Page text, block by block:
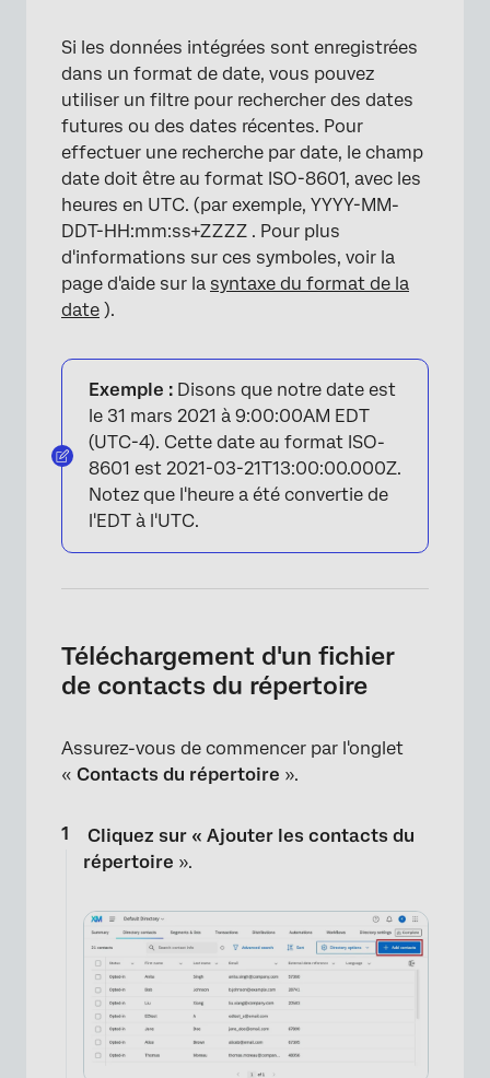
Si les données intégrées sont enregistrées
dans un format de date, vous pouvez
utiliser un filtre pour rechercher des dates
futures ou des dates récentes. Pour
effectuer une recherche par date, le champ
date doit être au format ISO-8601, avec les
heures en UTC. (par exemple, YYYY-MM-
DDT-HH:mm:ss+ZZZZ . Pour plus
d'informations sur ces symboles, voir la
page d'aide sur la syntaxe du format de la
date ).
Exemple : Disons que notre date est
le 31 mars 2021 à 9:00:00AM EDT
(UTC-4). Cette date au format ISO-
8601 est 2021-03-21T13:00:00.000Z.
Notez que l'heure a été convertie de
l'EDT à l'UTC.
Téléchargement d'un fichier
de contacts du répertoire
Assurez-vous de commencer par l'onglet
« Contacts du répertoire ».
Cliquez sur « Ajouter les contacts du
répertoire ».